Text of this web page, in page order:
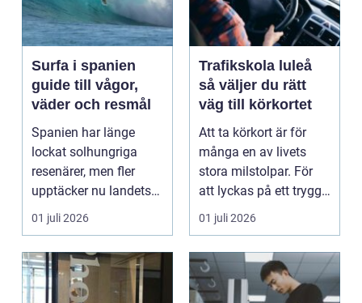
Surfa i spanien
guide till vågor,
väder och resmål
Spanien har länge
lockat solhungriga
resenärer, men fler
upptäcker nu landets
starka surfkultur. Här...
01 juli 2026
Trafikskola luleå
så väljer du rätt
väg till körkortet
Att ta körkort är för
många en av livets
stora milstolpar. För
att lyckas på ett tryggt,
effektivt o...
01 juli 2026